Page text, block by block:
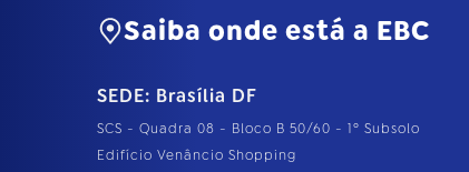
Saiba onde está a EBC
SEDE: Brasília DF
SCS - Quadra 08 - Bloco B 50/60 - 1º Subsolo
Edifício Venâncio Shopping